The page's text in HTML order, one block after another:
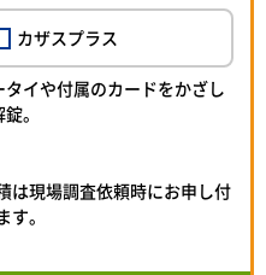
カザスプラス
タイや付属のカードをかざし
。
は現場調査依頼時にお申し付
。